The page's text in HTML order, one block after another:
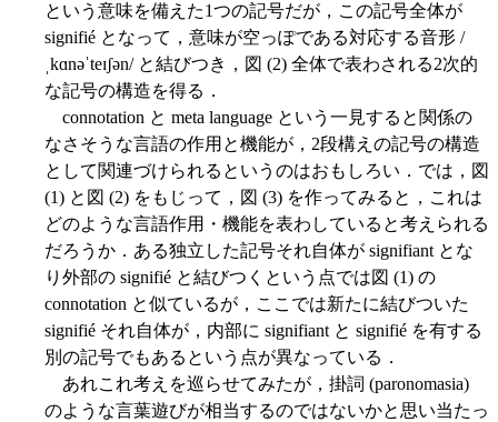
という意味を備えた1つの記号だが，この記号全体が
signifié となって，意味が空っぽである対応する音形 /
ˌkɑnəˈteɪʃən/ と結びつき，図 (2) 全体で表わされる2次的
な記号の構造を得る．
connotation と meta language という一見すると関係の
なさそうな言語の作用と機能が，2段構えの記号の構造
として関連づけられるというのはおもしろい．では，図
(1) と図 (2) をもじって，図 (3) を作ってみると，これは
どのような言語作用・機能を表わしていると考えられる
だろうか．ある独立した記号それ自体が signifiant とな
り外部の signifié と結びつくという点では図 (1) の
connotation と似ているが，ここでは新たに結びついた
signifié それ自体が，内部に signifiant と signifié を有する
別の記号でもあるという点が異なっている．
あれこれ考えを巡らせてみたが，掛詞 (paronomasia)
のような言葉遊びが相当するのではないかと思い当たっ